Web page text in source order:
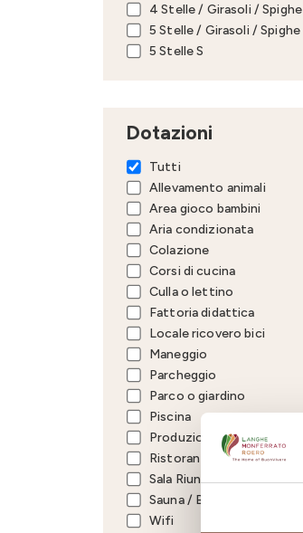
4 Stelle / Girasoli / Spighe
5 Stelle / Girasoli / Spighe
5 Stelle S
Dotazioni
Tutti
Allevamento animali
Area gioco bambini
Aria condizionata
Colazione
Corsi di cucina
Culla o lettino
Fattoria didattica
Locale ricovero bici
Maneggio
Parcheggio
Parco o giardino
Piscina
Produzione vitivinicola
Ristorante
Sala Riunioni / Congressi
Sauna / Bagno turco
Wifi